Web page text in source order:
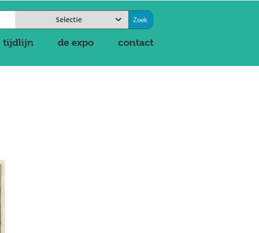
Selectie
tijdlijn de expo contact